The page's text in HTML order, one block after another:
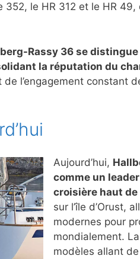
352, le HR 312 et le HR
Rassy 36 se
la réputation du
l’engagement constant
Aujourd’hui,
comme un
croisière haut de
sur l’île d’Orust,
modernes pour
mondialement.
modèles allant